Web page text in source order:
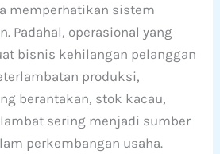
memperhatikan sistem
Padahal, operasional yang
bisnis kehilangan pelanggan
produksi,
berantakan, stok kacau,
sering menjadi sumber
perkembangan usaha.